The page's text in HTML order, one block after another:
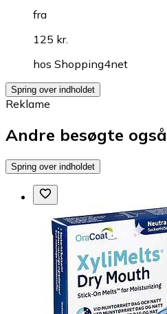
fra
125 kr.
hos Shopping4net
Spring over indholdet
Reklame
Andre besøgte også
Spring over indholdet